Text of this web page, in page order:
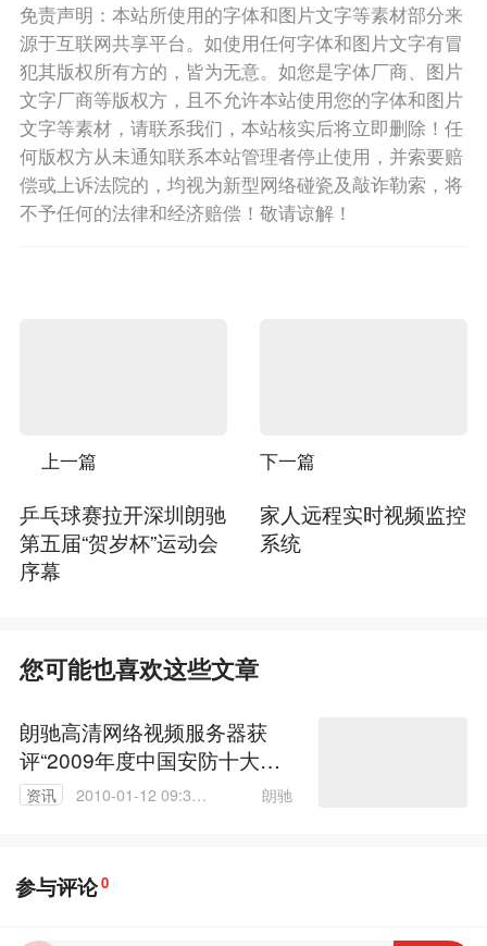
免责声明：本站所使用的字体和图片文字等素材部分来
源于互联网共享平台。如使用任何字体和图片文字有冒
犯其版权所有方的，皆为无意。如您是字体厂商、图片
文字厂商等版权方，且不允许本站使用您的字体和图片
文字等素材，请联系我们，本站核实后将立即删除！任
何版权方从未通知联系本站管理者停止使用，并索要赔
偿或上诉法院的，均视为新型网络碰瓷及敲诈勒索，将
不予任何的法律和经济赔偿！敬请谅解！
上一篇
乒乓球赛拉开深圳朗驰
第五届“贺岁杯”运动会
序幕
下一篇
家人远程实时视频监控
系统
您可能也喜欢这些文章
朗驰高清网络视频服务器获
评“2009年度中国安防十大新
锐产品”
资讯
2010-01-12 09:30:
朗驰
参与评论0